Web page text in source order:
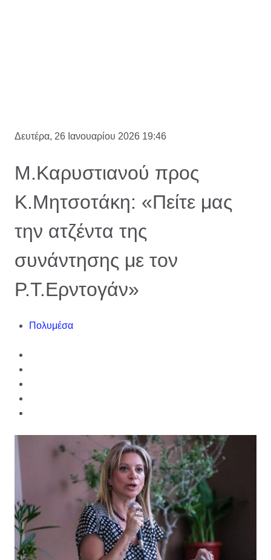
Δευτέρα, 26 Ιανουαρίου 2026 19:46
Μ.Καρυστιανού προς
Κ.Μητσοτάκη: «Πείτε μας
την ατζέντα της
συνάντησης με τον
Ρ.Τ.Ερντογάν»
Πολυμέσα